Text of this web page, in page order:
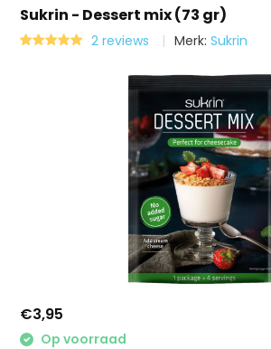
Sukrin - Dessert mix (73 gr)
2 reviews Merk:Sukrin
€3,95
Op voorraad